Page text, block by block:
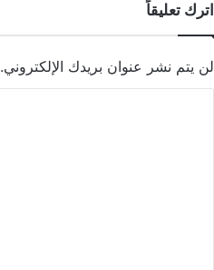
اترك تعليقاً
لن يتم نشر عنوان بريدك الإلكتروني.